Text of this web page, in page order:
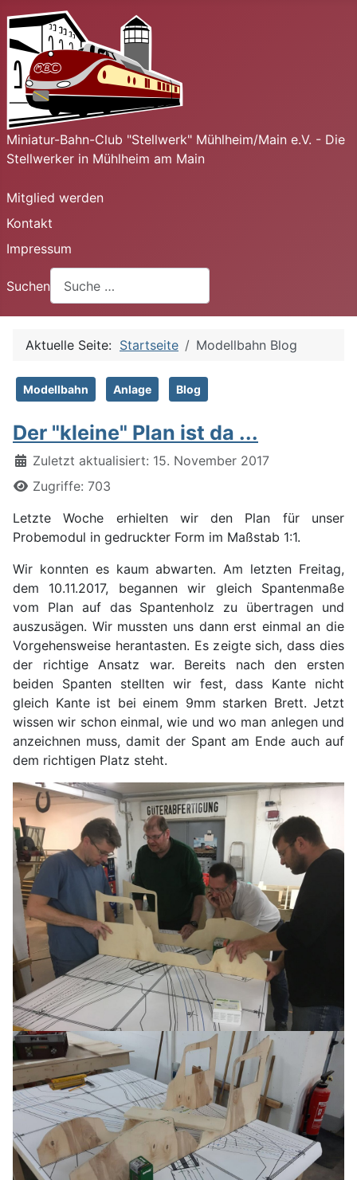
Miniatur-Bahn-Club "Stellwerk" Mühlheim/Main e.V. - Die
Stellwerker in Mühlheim am Main
Mitglied werden
Kontakt
Impressum
Suchen
Aktuelle Seite: Startseite Modellbahn Blog
Modellbahn Anlage Blog
Der "kleine" Plan ist da ...
DetailsZuletzt aktualisiert: 15. November 2017
Zugriffe: 703
Letzte Woche erhielten wir den Plan für unser
Probemodul in gedruckter Form im Maßstab 1:1.
Wir konnten es kaum abwarten. Am letzten Freitag,
dem 10.11.2017, begannen wir gleich Spantenmaße
vom Plan auf das Spantenholz zu übertragen und
auszusägen. Wir mussten uns dann erst einmal an die
Vorgehensweise herantasten. Es zeigte sich, dass dies
der richtige Ansatz war. Bereits nach den ersten
beiden Spanten stellten wir fest, dass Kante nicht
gleich Kante ist bei einem 9mm starken Brett. Jetzt
wissen wir schon einmal, wie und wo man anlegen und
anzeichnen muss, damit der Spant am Ende auch auf
dem richtigen Platz steht.